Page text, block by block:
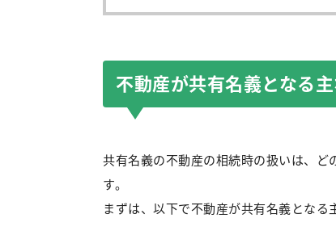
不動産が共有名義となる
共有名義の不動産の相続時の扱いは、ど
す。
まずは、以下で不動産が共有名義となる